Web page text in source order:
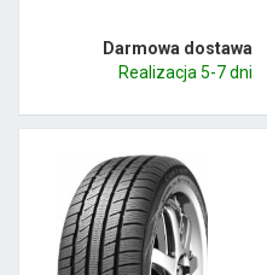
Darmowa dostawa
Realizacja 5-7 dni